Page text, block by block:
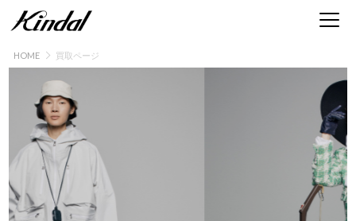
HOME 買取ページ
ブランド古着買取 | 服・時計・バッグ・靴・ア